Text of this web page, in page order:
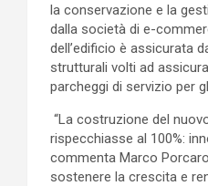
la conservazione e la
dalla società di e-
dell’edificio è assicurata
strutturali volti ad
parcheggi di servizio per
“La costruzione del
rispecchiasse al 100%:
commenta Marco
sostenere la crescita e